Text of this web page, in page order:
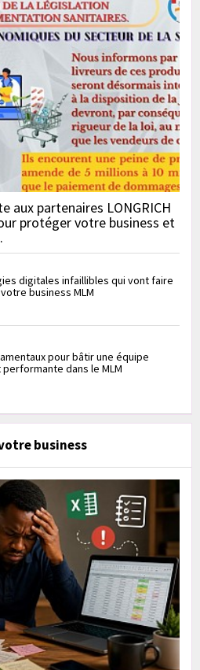
partenaires LONGRICH
protéger votre business et
digitales infaillibles qui vont faire
business MLM
pour bâtir une équipe
dans le MLM
business